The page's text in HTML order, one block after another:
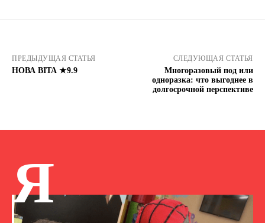
ПРЕДЫДУЩАЯ СТАТЬЯ
НОВА ВІТА ★9.9
СЛЕДУЮЩАЯ СТАТЬЯ
Многоразовый под или
одноразка: что выгоднее в
долгосрочной перспективе
Я